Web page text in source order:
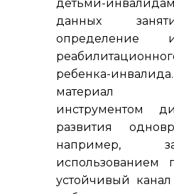
детьми-
данных
определение
ребенка-
материал
инструментом
развития
например,
использованием
устойчивый